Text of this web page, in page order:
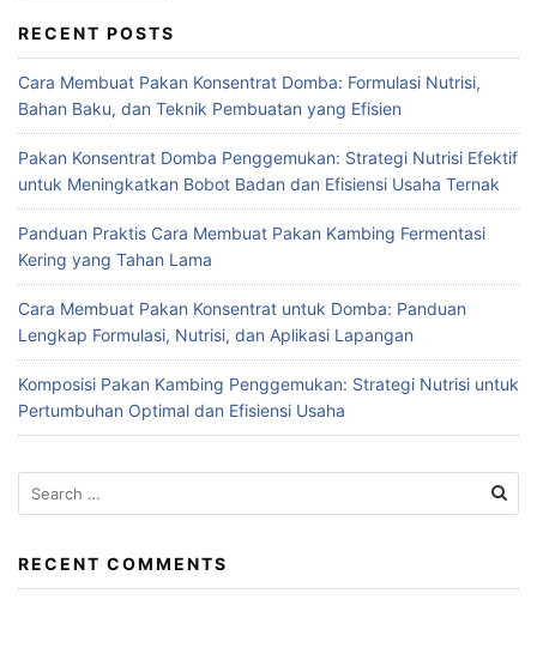
RECENT POSTS
Cara Membuat Pakan Konsentrat Domba: Formulasi Nutrisi,
Bahan Baku, dan Teknik Pembuatan yang Efisien
Pakan Konsentrat Domba Penggemukan: Strategi Nutrisi Efektif
untuk Meningkatkan Bobot Badan dan Efisiensi Usaha Ternak
Panduan Praktis Cara Membuat Pakan Kambing Fermentasi
Kering yang Tahan Lama
Cara Membuat Pakan Konsentrat untuk Domba: Panduan
Lengkap Formulasi, Nutrisi, dan Aplikasi Lapangan
Komposisi Pakan Kambing Penggemukan: Strategi Nutrisi untuk
Pertumbuhan Optimal dan Efisiensi Usaha
Search
for:
RECENT COMMENTS